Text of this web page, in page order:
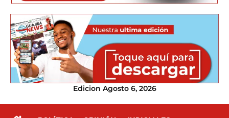
Edicion Agosto 6, 2026